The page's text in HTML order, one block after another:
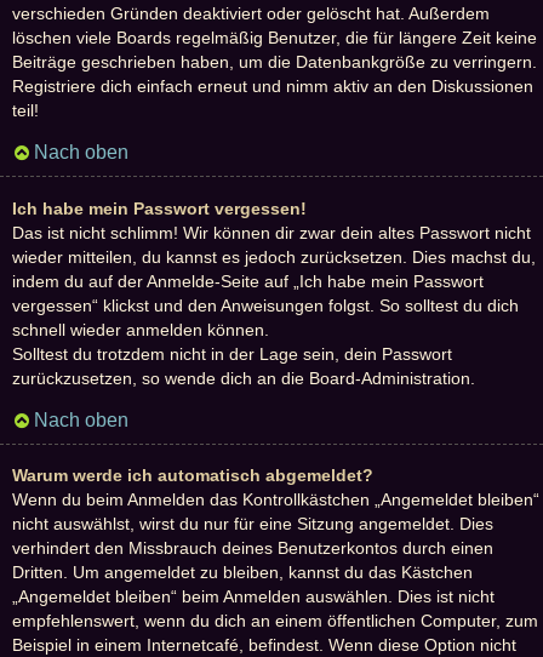
verschieden Gründen deaktiviert oder gelöscht hat. Außerdem
löschen viele Boards regelmäßig Benutzer, die für längere Zeit keine
Beiträge geschrieben haben, um die Datenbankgröße zu verringern.
Registriere dich einfach erneut und nimm aktiv an den Diskussionen
teil!
Nach oben
Ich habe mein Passwort vergessen!
Das ist nicht schlimm! Wir können dir zwar dein altes Passwort nicht
wieder mitteilen, du kannst es jedoch zurücksetzen. Dies machst du,
indem du auf der Anmelde-Seite auf „Ich habe mein Passwort
vergessen“ klickst und den Anweisungen folgst. So solltest du dich
schnell wieder anmelden können.
Solltest du trotzdem nicht in der Lage sein, dein Passwort
zurückzusetzen, so wende dich an die Board-Administration.
Nach oben
Warum werde ich automatisch abgemeldet?
Wenn du beim Anmelden das Kontrollkästchen „Angemeldet bleiben“
nicht auswählst, wirst du nur für eine Sitzung angemeldet. Dies
verhindert den Missbrauch deines Benutzerkontos durch einen
Dritten. Um angemeldet zu bleiben, kannst du das Kästchen
„Angemeldet bleiben“ beim Anmelden auswählen. Dies ist nicht
empfehlenswert, wenn du dich an einem öffentlichen Computer, zum
Beispiel in einem Internetcafé, befindest. Wenn diese Option nicht